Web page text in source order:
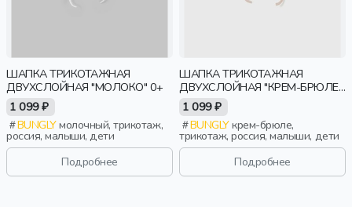
ШАПКА ТРИКОТАЖНАЯ
ДВУХСЛОЙНАЯ "МОЛОКО" 0+
1 099 ₽
BUNGLYмолочный, трикотаж,
россия, малыши, дети
Подробнее
ШАПКА ТРИКОТАЖНАЯ
ДВУХСЛОЙНАЯ "КРЕМ-БРЮЛЕ"
0+
1 099 ₽
BUNGLYкрем-брюле,
трикотаж, россия, малыши, дети
Подробнее